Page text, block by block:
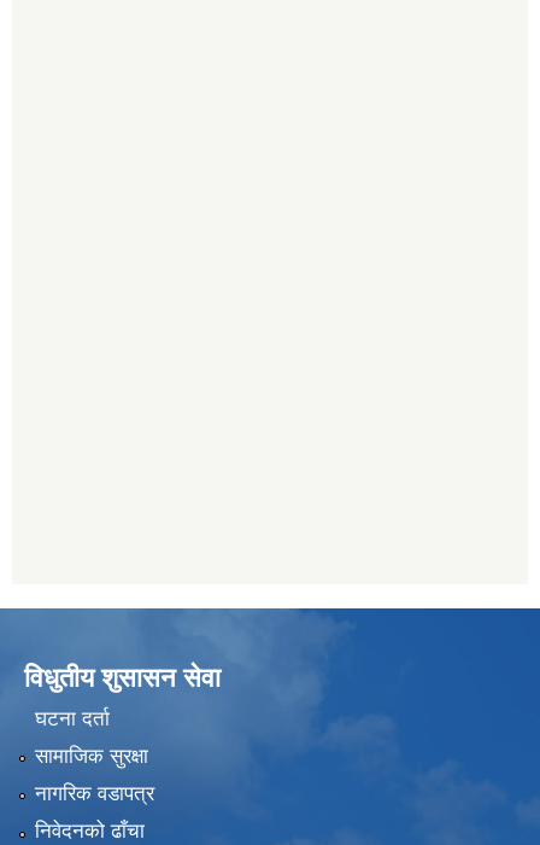
विधुतीय शुसासन सेवा
घटना दर्ता
सामाजिक सुरक्षा
नागरिक वडापत्र
निवेदनको ढाँचा